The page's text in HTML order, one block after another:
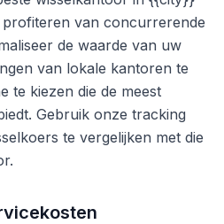
van concurrerende
de waarde van uw
van lokale kantoren te
te kiezen die de meest
Gebruik onze tracking
te vergelijken met die